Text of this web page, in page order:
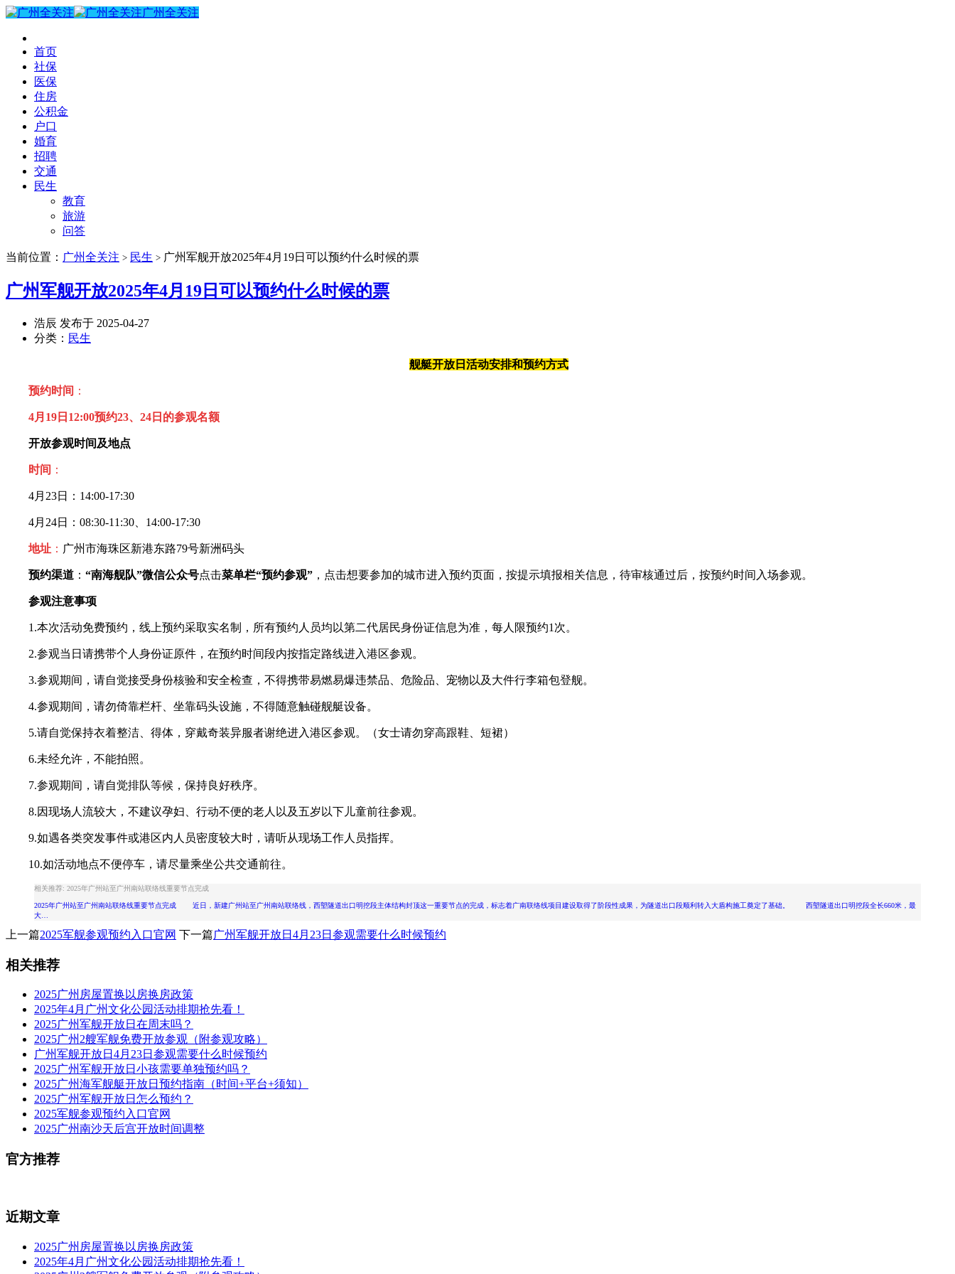
广州全关注
首页
社保
医保
住房
公积金
户口
婚育
招聘
交通
民生
教育
旅游
问答
当前位置： 广州全关注 > 民生 > 广州军舰开放2025年4月19日可以预约什么时候的票
广州军舰开放2025年4月19日可以预约什么时候的票
浩辰 发布于 2025-04-27
分类： 民生
舰艇开放日活动安排和预约方式
预约时间 ：
4月19日12:00预约23、24日的参观名额
开放参观时间及地点
时间 ：
4月23日：14:00-17:30
4月24日：08:30-11:30、14:00-17:30
地址 ： 广州市海珠区新港东路79号新洲码头
预约渠道 ： “南海舰队”微信公众号点击菜单栏“预约参观” ，点击想要参加的城市进入预约页面，按提示填报相关信息，待审核通过后，按预约时间入场参观。
参观注意事项
1.本次活动免费预约，线上预约采取实名制，所有预约人员均以第二代居民身份证信息为准，每人限预约1次。
2.参观当日请携带个人身份证原件，在预约时间段内按指定路线进入港区参观。
3.参观期间，请自觉接受身份核验和安全检查，不得携带易燃易爆违禁品、危险品、宠物以及大件行李箱包登舰。
4.参观期间，请勿倚靠栏杆、坐靠码头设施，不得随意触碰舰艇设备。
5.请自觉保持衣着整洁、得体，穿戴奇装异服者谢绝进入港区参观。（女士请勿穿高跟鞋、短裙）
6.未经允许，不能拍照。
7.参观期间，请自觉排队等候，保持良好秩序。
8.因现场人流较大，不建议孕妇、行动不便的老人以及五岁以下儿童前往参观。
9.如遇各类突发事件或港区内人员密度较大时，请听从现场工作人员指挥。
10.如活动地点不便停车，请尽量乘坐公共交通前往。
相关推荐: 2025年广州站至广州南站联络线重要节点完成
2025年广州站至广州南站联络线重要节点完成 近日，新建广州站至广州南站联络线，西塱隧道出口明挖段主体结构封顶这一重要节点的完成，标志着广南联络线项目建设取得了阶段性成果，为隧道出口段顺利转入大盾构施工奠定了基础。 西塱隧道出口明挖段全长660米，最
大…
上一篇2025军舰参观预约入口官网 下一篇广州军舰开放日4月23日参观需要什么时候预约
相关推荐
2025广州房屋置换以房换房政策
2025年4月广州文化公园活动排期抢先看！
2025广州军舰开放日在周末吗？
2025广州2艘军舰免费开放参观（附参观攻略）
广州军舰开放日4月23日参观需要什么时候预约
2025广州军舰开放日小孩需要单独预约吗？
2025广州海军舰艇开放日预约指南（时间+平台+须知）
2025广州军舰开放日怎么预约？
2025军舰参观预约入口官网
2025广州南沙天后宫开放时间调整
官方推荐
近期文章
2025广州房屋置换以房换房政策
2025年4月广州文化公园活动排期抢先看！